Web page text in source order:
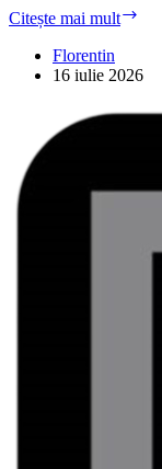
Citește mai mult
LT-
Florentin
16 iulie 2026